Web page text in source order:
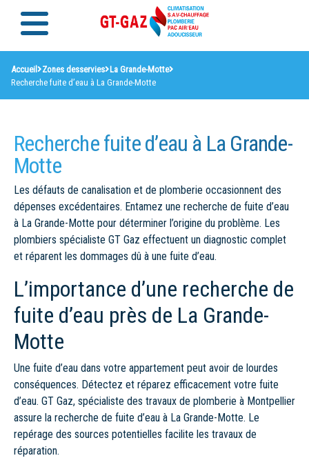
Accueil Zones desservies La Grande-Motte
Recherche fuite d’eau à La Grande-Motte
Recherche fuite d’eau à La Grande-
Motte
Les défauts de canalisation et de plomberie occasionnent des
dépenses excédentaires. Entamez une recherche de fuite d’eau
à La Grande-Motte pour déterminer l’origine du problème. Les
plombiers spécialiste GT Gaz effectuent un diagnostic complet
et réparent les dommages dû à une fuite d’eau.
L’importance d’une recherche de
fuite d’eau près de La Grande-
Motte
Une fuite d’eau dans votre appartement peut avoir de lourdes
conséquences. Détectez et réparez efficacement votre fuite
d’eau. GT Gaz, spécialiste des travaux de plomberie à Montpellier
assure la recherche de fuite d’eau à La Grande-Motte. Le
repérage des sources potentielles facilite les travaux de
réparation.